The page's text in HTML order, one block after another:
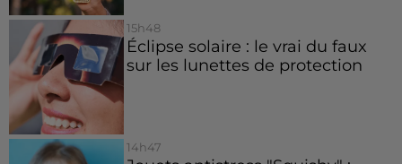
15h48
Éclipse solaire : le vrai du faux
sur les lunettes de protection
14h47